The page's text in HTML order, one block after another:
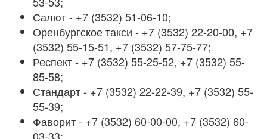
Салют - +7 (3532) 51-06-10;
Оренбургское такси - +7 (3532) 22-20-00, +7
(3532) 55-15-51, +7 (3532) 57-75-77;
Респект - +7 (3532) 55-25-52, +7 (3532) 55-
85-58;
Стандарт - +7 (3532) 22-22-39, +7 (3532) 55-
55-39;
Фаворит - +7 (3532) 60-00-00, +7 (3532) 60-